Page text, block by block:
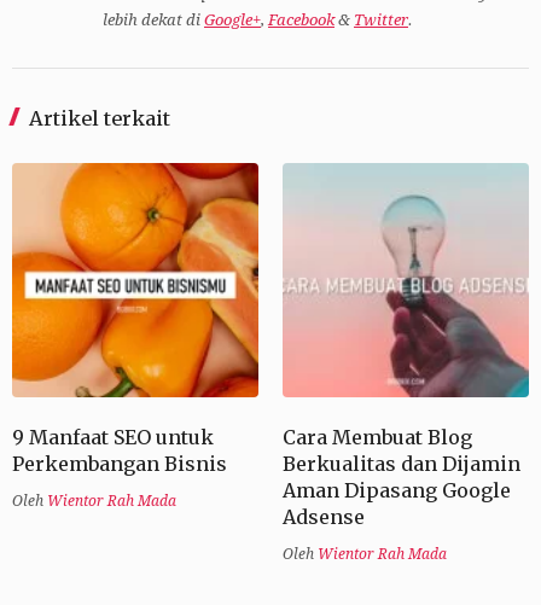
lebih dekat di Google+,Facebook& Twitter.
Artikel terkait
9 Manfaat SEO untuk
Perkembangan Bisnis
Oleh Wientor Rah Mada
Cara Membuat Blog
Berkualitas dan Dijamin
Aman Dipasang Google
Adsense
Oleh Wientor Rah Mada